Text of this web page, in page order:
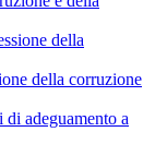
della
della corruzione
adeguamento a